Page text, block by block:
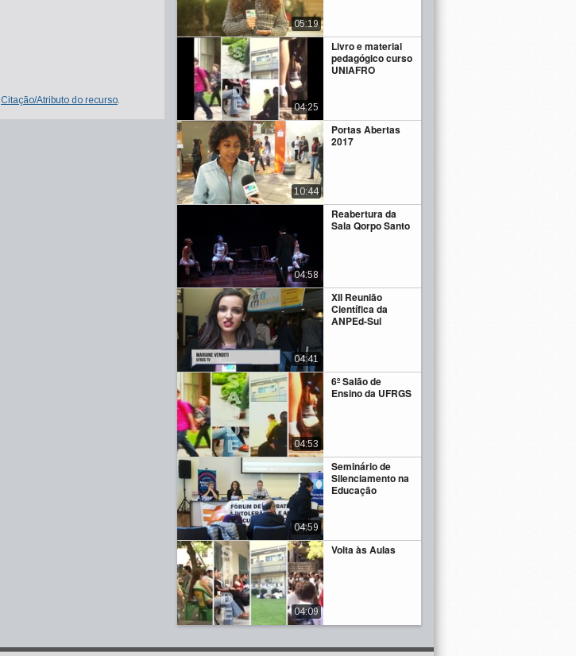
Citação/Atributo do recurso.
05:19
Livro e material
pedagógico curso
UNIAFRO
04:25
Portas Abertas
2017
10:44
Reabertura da
Sala Qorpo Santo
04:58
XII Reunião
Científica da
ANPEd-Sul
04:41
6º Salão de
Ensino da UFRGS
04:53
Seminário de
Silenciamento na
Educação
04:59
Volta às Aulas
04:09